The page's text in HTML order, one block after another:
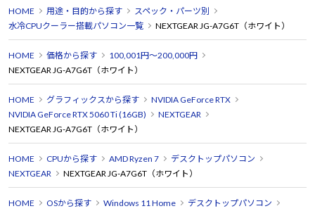
HOME 用途・目的から探す
スペック・パーツ別
水冷CPUクーラー搭載パソコン一覧
NEXTGEAR JG-A7G6T（ホワイト）
HOME 価格から探す
100,001円～200,000円
NEXTGEAR JG-A7G6T（ホワイト）
HOME グラフィックスから探す
NVIDIA GeForce RTX
NVIDIA GeForce RTX 5060 Ti (16GB)
NEXTGEAR
NEXTGEAR JG-A7G6T（ホワイト）
HOME CPUから探す AMD Ryzen 7
デスクトップパソコン
NEXTGEAR
NEXTGEAR JG-A7G6T（ホワイト）
HOME OSから探す Windows 11 Home
デスクトップパソコン